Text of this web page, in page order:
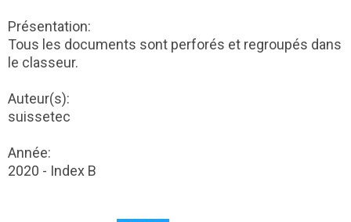
Présentation:
Tous les documents sont perforés et regroupés dans
le classeur.
Auteur(s):
suissetec
Année:
2020 - Index B